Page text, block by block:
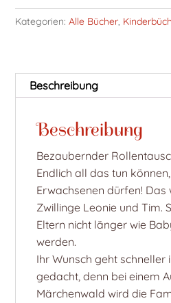
endlich
erwachsen!
Kategorien:Alle Bücher,
Beschreibung
Beschreibung
Bezaubernder
Endlich all das tun
Erwachsenen dürfen! Das
Zwillinge Leonie und Tim.
Eltern nicht länger wie
werden.
Ihr Wunsch geht schneller
gedacht, denn bei einem
Märchenwald wird die